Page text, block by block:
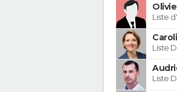
Liste
Liste
Liste